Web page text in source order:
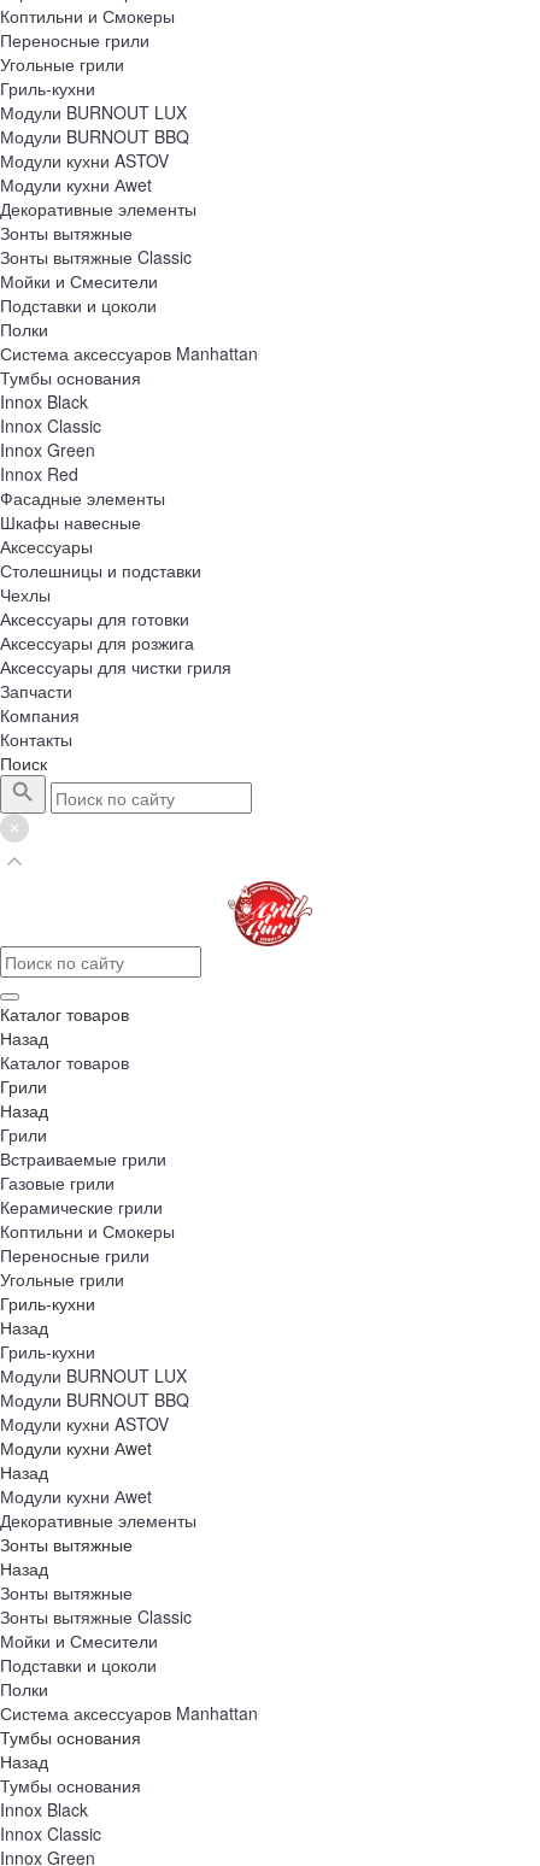
Коптильни и Смокеры
Переносные грили
Угольные грили
Гриль-кухни
Модули BURNOUT LUX
Модули BURNOUT BBQ
Модули кухни ASTOV
Модули кухни Аwet
Декоративные элементы
Зонты вытяжные
Зонты вытяжные Classic
Мойки и Смесители
Подставки и цоколи
Полки
Система аксессуаров Manhattan
Тумбы основания
Innox Black
Innox Classic
Innox Green
Innox Red
Фасадные элементы
Шкафы навесные
Аксессуары
Столешницы и подставки
Чехлы
Аксессуары для готовки
Аксессуары для розжига
Аксессуары для чистки гриля
Запчасти
Компания
Контакты
Поиск
Каталог товаров
Назад
Каталог товаров
Грили
Назад
Грили
Встраиваемые грили
Газовые грили
Керамические грили
Коптильни и Смокеры
Переносные грили
Угольные грили
Гриль-кухни
Назад
Гриль-кухни
Модули BURNOUT LUX
Модули BURNOUT BBQ
Модули кухни ASTOV
Модули кухни Аwet
Назад
Модули кухни Аwet
Декоративные элементы
Зонты вытяжные
Назад
Зонты вытяжные
Зонты вытяжные Classic
Мойки и Смесители
Подставки и цоколи
Полки
Система аксессуаров Manhattan
Тумбы основания
Назад
Тумбы основания
Innox Black
Innox Classic
Innox Green